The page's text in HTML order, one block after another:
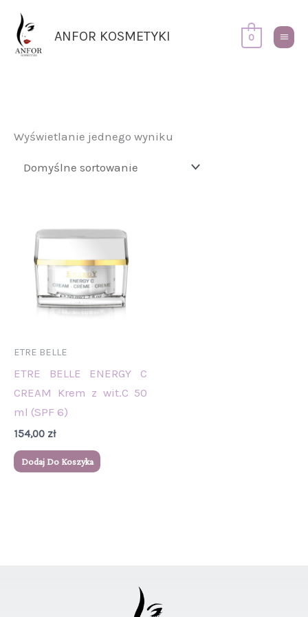
Przejdź
treści
ANFOR KOSMETYKI
Menu
0
Wyświetlanie jednego wyniku
ETRE BELLE
ETRE BELLE ENERGY C
CREAM Krem z wit.C 50
ml (SPF 6)
154,00 zł
Dodaj Do Koszyka